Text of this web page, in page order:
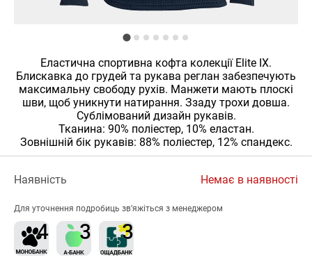
Еластична cпортивна кофта колекції Elite IX.
Блискавка до грудей та рукава реглан забезпечують
максимальну свободу рухів. Манжети мають плоскі
шви, щоб уникнути натирання. Ззаду трохи довша.
Сублімований дизайн рукавів.
Тканина: 90% поліестер, 10% еластан.
Зовнішній бік рукавів: 88% поліестер, 12% спандекс.
Наявність Немає в наявності
Для уточнення подробиць зв’яжіться з менеджером